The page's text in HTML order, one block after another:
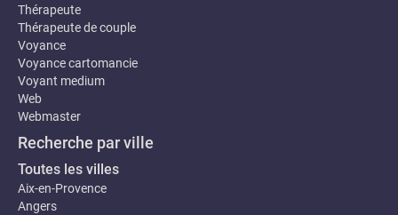
Thérapeute
Thérapeute de couple
Voyance
Voyance cartomancie
Voyant medium
Web
Webmaster
Recherche par ville
Toutes les villes
Aix-en-Provence
Angers